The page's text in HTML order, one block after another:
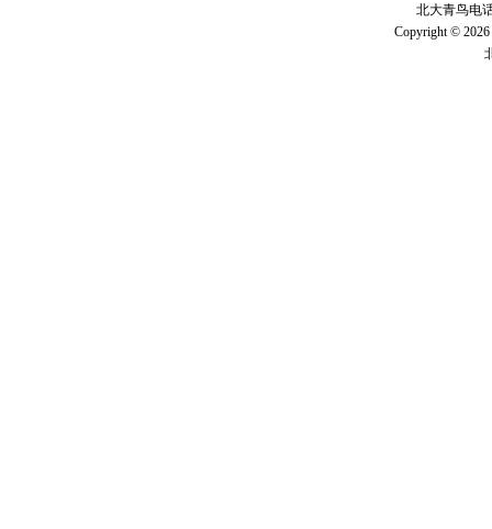
北大青鸟电
Copyright © 2026